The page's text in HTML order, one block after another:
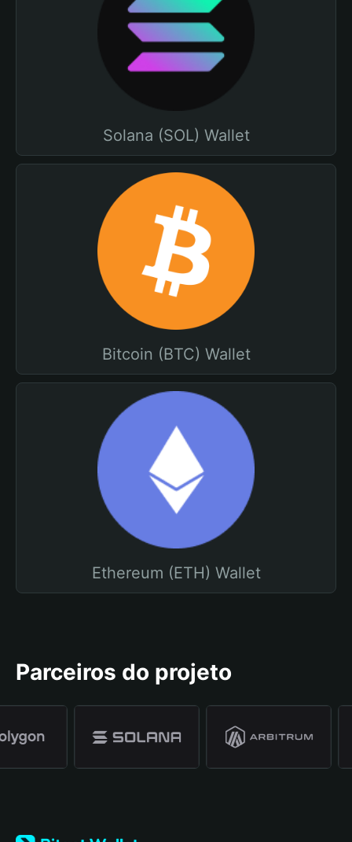
Solana (SOL) Wallet
Bitcoin (BTC) Wallet
Ethereum (ETH) Wallet
Parceiros do projeto